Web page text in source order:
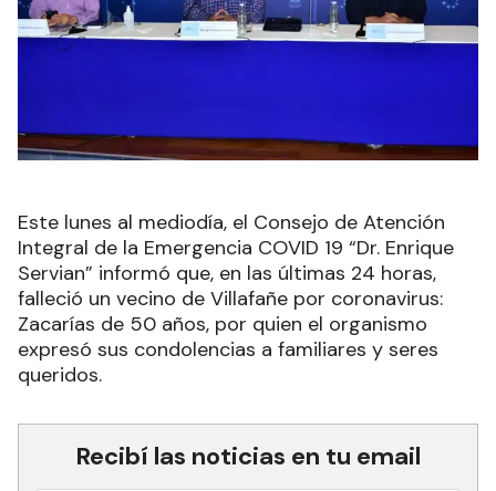
Este lunes al mediodía, el Consejo de Atención
Integral de la Emergencia COVID 19 “Dr. Enrique
Servian” informó que, en las últimas 24 horas,
falleció un vecino de Villafañe por coronavirus:
Zacarías de 50 años, por quien el organismo
expresó sus condolencias a familiares y seres
queridos.
Recibí las noticias en tu email